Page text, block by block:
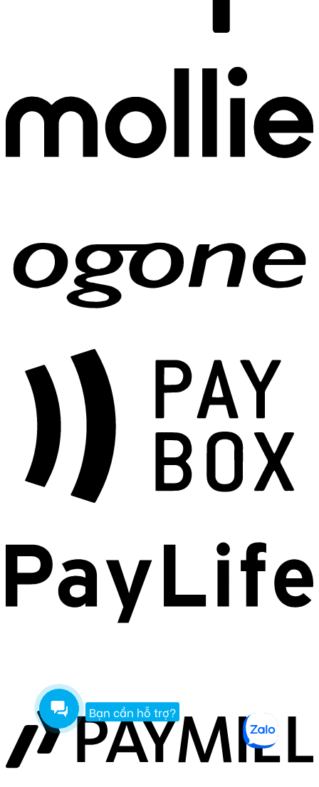
Bạn cần hỗ trợ?